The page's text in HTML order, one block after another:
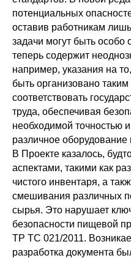
потенциальных
оставив работникам
задачи могут быть
теперь содержит
например, указания на
быть организовано
соответствовать
труда, обеспечивая
необходимой точностью
различное оборудование
В Проекте казалось,
аспектами, такими как
чистого инвентаря, а
смешивания различных
сырья. Это нарушает
безопасности пищевой
ТР ТС 021/2011.
разработка документа